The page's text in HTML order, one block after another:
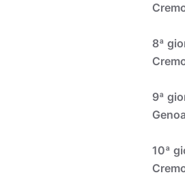
8ª
9ª
10ª